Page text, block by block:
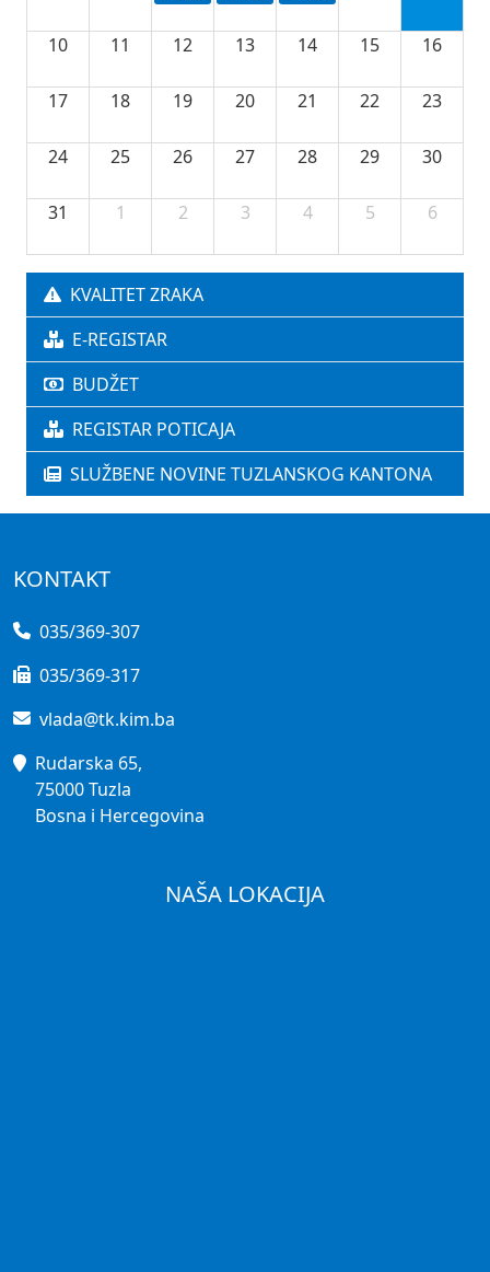
10 11 12 13 14 15 16
17 18 19 20 21 22 23
24 25 26 27 28 29 30
31 1 2 3 4 5 6
KVALITET ZRAKA
E-REGISTAR
BUDŽET
REGISTAR POTICAJA
SLUŽBENE NOVINE TUZLANSKOG KANTONA
KONTAKT
035/369-307
035/369-317
vlada@tk.kim.ba
Rudarska 65,
75000 Tuzla
Bosna i Hercegovina
NAŠA LOKACIJA